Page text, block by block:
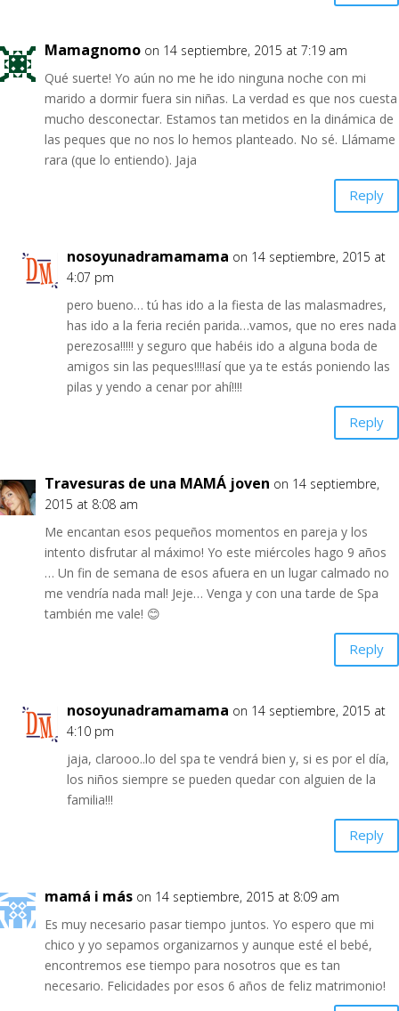
Mamagnomo on 14 septiembre, 2015 at 7:19 am
Qué suerte! Yo aún no me he ido ninguna noche con mi
marido a dormir fuera sin niñas. La verdad es que nos cuesta
mucho desconectar. Estamos tan metidos en la dinámica de
las peques que no nos lo hemos planteado. No sé. Llámame
rara (que lo entiendo). Jaja
Reply
nosoyunadramamama on 14 septiembre, 2015 at
4:07 pm
pero bueno… tú has ido a la fiesta de las malasmadres,
has ido a la feria recién parida…vamos, que no eres nada
perezosa!!!!! y seguro que habéis ido a alguna boda de
amigos sin las peques!!!!así que ya te estás poniendo las
pilas y yendo a cenar por ahí!!!!
Reply
Travesuras de una MAMÁ joven on 14 septiembre,
2015 at 8:08 am
Me encantan esos pequeños momentos en pareja y los
intento disfrutar al máximo! Yo este miércoles hago 9 años
… Un fin de semana de esos afuera en un lugar calmado no
me vendría nada mal! Jeje… Venga y con una tarde de Spa
también me vale! 😊
Reply
nosoyunadramamama on 14 septiembre, 2015 at
4:10 pm
jaja, clarooo..lo del spa te vendrá bien y, si es por el día,
los niños siempre se pueden quedar con alguien de la
familia!!!
Reply
mamá i más on 14 septiembre, 2015 at 8:09 am
Es muy necesario pasar tiempo juntos. Yo espero que mi
chico y yo sepamos organizarnos y aunque esté el bebé,
encontremos ese tiempo para nosotros que es tan
necesario. Felicidades por esos 6 años de feliz matrimonio!